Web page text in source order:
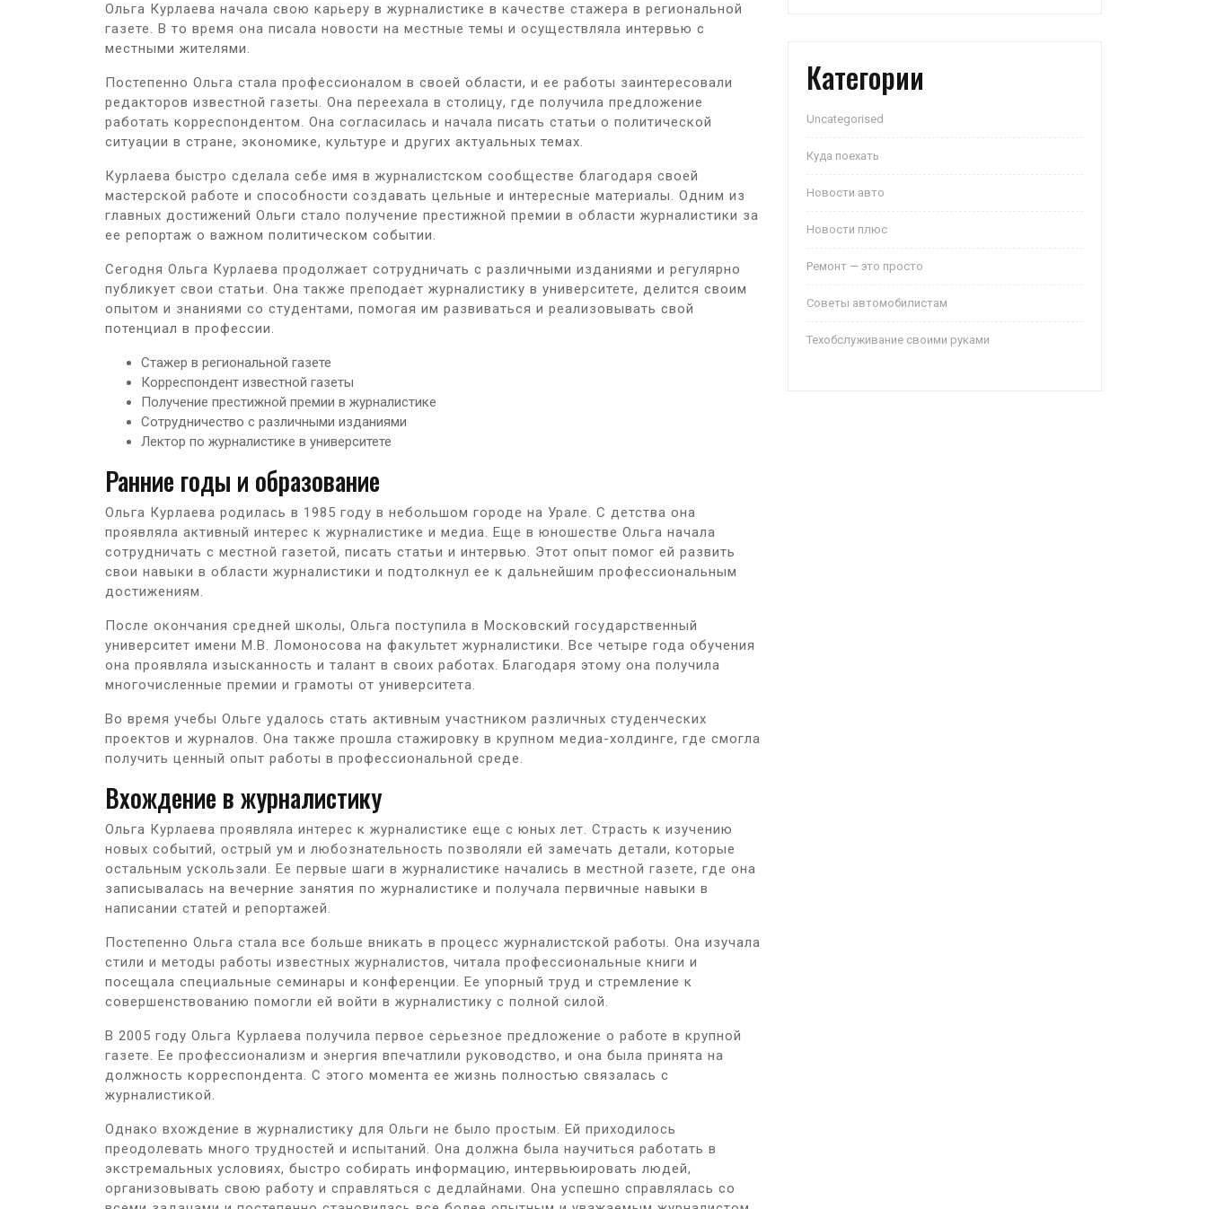
Ольга Курлаева начала свою карьеру в журналистике в качестве стажера в региональной
газете. В то время она писала новости на местные темы и осуществляла интервью с
местными жителями.
Постепенно Ольга стала профессионалом в своей области, и ее работы заинтересовали
редакторов известной газеты. Она переехала в столицу, где получила предложение
работать корреспондентом. Она согласилась и начала писать статьи о политической
ситуации в стране, экономике, культуре и других актуальных темах.
Курлаева быстро сделала себе имя в журналистском сообществе благодаря своей
мастерской работе и способности создавать цельные и интересные материалы. Одним из
главных достижений Ольги стало получение престижной премии в области журналистики за
ее репортаж о важном политическом событии.
Сегодня Ольга Курлаева продолжает сотрудничать с различными изданиями и регулярно
публикует свои статьи. Она также преподает журналистику в университете, делится своим
опытом и знаниями со студентами, помогая им развиваться и реализовывать свой
потенциал в профессии.
Стажер в региональной газете
Корреспондент известной газеты
Получение престижной премии в журналистике
Сотрудничество с различными изданиями
Лектор по журналистике в университете
Ранние годы и образование
Ольга Курлаева родилась в 1985 году в небольшом городе на Урале. С детства она
проявляла активный интерес к журналистике и медиа. Еще в юношестве Ольга начала
сотрудничать с местной газетой, писать статьи и интервью. Этот опыт помог ей развить
свои навыки в области журналистики и подтолкнул ее к дальнейшим профессиональным
достижениям.
После окончания средней школы, Ольга поступила в Московский государственный
университет имени М.В. Ломоносова на факультет журналистики. Все четыре года обучения
она проявляла изысканность и талант в своих работах. Благодаря этому она получила
многочисленные премии и грамоты от университета.
Во время учебы Ольге удалось стать активным участником различных студенческих
проектов и журналов. Она также прошла стажировку в крупном медиа-холдинге, где смогла
получить ценный опыт работы в профессиональной среде.
Вхождение в журналистику
Ольга Курлаева проявляла интерес к журналистике еще с юных лет. Страсть к изучению
новых событий, острый ум и любознательность позволяли ей замечать детали, которые
остальным ускользали. Ее первые шаги в журналистике начались в местной газете, где она
записывалась на вечерние занятия по журналистике и получала первичные навыки в
написании статей и репортажей.
Постепенно Ольга стала все больше вникать в процесс журналистской работы. Она изучала
стили и методы работы известных журналистов, читала профессиональные книги и
посещала специальные семинары и конференции. Ее упорный труд и стремление к
совершенствованию помогли ей войти в журналистику с полной силой.
В 2005 году Ольга Курлаева получила первое серьезное предложение о работе в крупной
газете. Ее профессионализм и энергия впечатлили руководство, и она была принята на
должность корреспондента. С этого момента ее жизнь полностью связалась с
журналистикой.
Однако вхождение в журналистику для Ольги не было простым. Ей приходилось
преодолевать много трудностей и испытаний. Она должна была научиться работать в
экстремальных условиях, быстро собирать информацию, интервьюировать людей,
организовывать свою работу и справляться с дедлайнами. Она успешно справлялась со
Категории
Uncategorised
Куда поехать
Новости авто
Новости плюс
Ремонт — это просто
Советы автомобилистам
Техобслуживание своими руками